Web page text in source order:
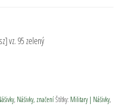
vz. 95 zelený
, Nášivky, značeníŠtítky: Military | Nášivky,